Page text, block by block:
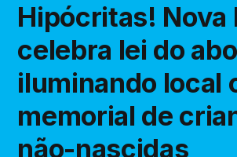
Hipócritas! Nova
celebra lei do
iluminando local
memorial de
não-nascidas